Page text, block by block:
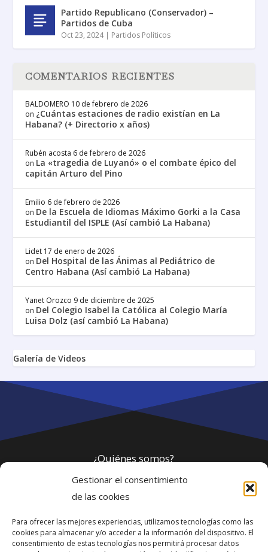
Gestionar el consentimiento
de las cookies
Para ofrecer las mejores experiencias, utilizamos tecnologías como las
cookies para almacenar y/o acceder a la información del dispositivo. El
consentimiento de estas tecnologías nos permitirá procesar datos
Partido Republicano (Conservador) –
Partidos de Cuba
Oct 23, 2024| Partidos Políticos
COMENTARIOS RECIENTES
BALDOMERO 10 de febrero de 2026
on ¿Cuántas estaciones de radio existían en La
Habana? (+ Directorio x años)
Rubén acosta 6 de febrero de 2026
on La «tragedia de Luyanó» o el combate épico del
capitán Arturo del Pino
Emilio 6 de febrero de 2026
on De la Escuela de Idiomas Máximo Gorki a la Casa
Estudiantil del ISPLE (Así cambió La Habana)
Lidet 17 de enero de 2026
on Del Hospital de las Ánimas al Pediátrico de
Centro Habana (Así cambió La Habana)
Yanet Orozco 9 de diciembre de 2025
on Del Colegio Isabel la Católica al Colegio María
Luisa Dolz (así cambió La Habana)
Galería de Videos
¿Quiénes somos?
Política de privacidad
Webmaster
soporte@fotosdlahabana.com